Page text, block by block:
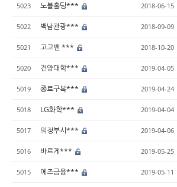
5023 노블홀딩*** 2018-06-15
5022 백남관광*** 2018-09-09
5021 고고밴 *** 2018-10-20
5020 건양대학*** 2019-04-05
5019 종로구복*** 2019-04-24
5018 LG화학*** 2019-04-04
5017 의정부시*** 2019-04-06
5016 바르게*** 2019-05-25
5015 에즈금융*** 2019-05-11